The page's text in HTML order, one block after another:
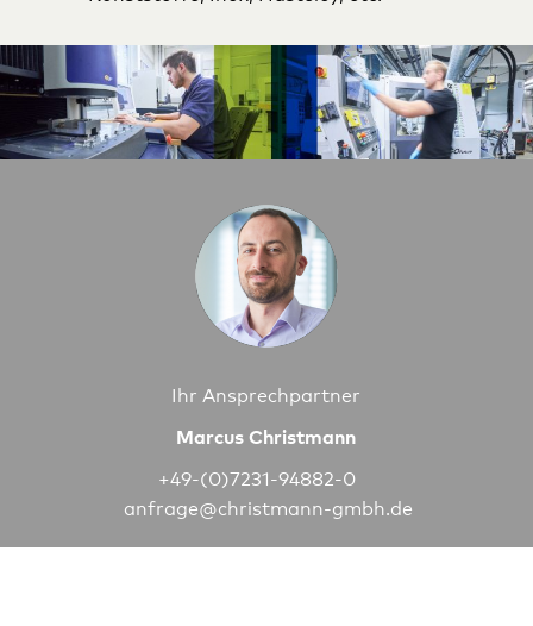
Ihr Ansprechpartner
Marcus Christmann
+49-(0)7231-94882-0
anfrage@christmann-gmbh.de